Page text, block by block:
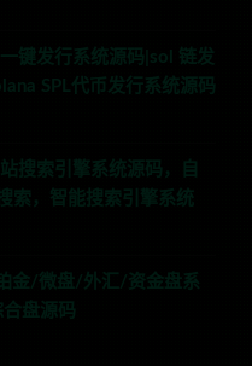
键发行系统源码|sol 链发
SPL代币发行系统源码
搜索引擎系统源码，自
索，智能搜索引擎系统
金/微盘/外汇/资金盘系
盘源码